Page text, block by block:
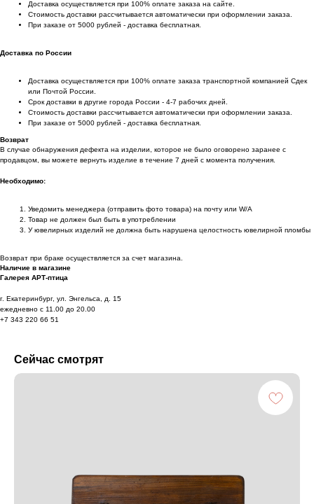
Доставка осуществляется при 100% оплате заказа на сайте.
Стоимость доставки рассчитывается автоматически при оформлении заказа.
При заказе от 5000 рублей - доставка бесплатная.
Доставка по России
Доставка осуществляется при 100% оплате заказа транспортной компанией Сдек
или Почтой России.
Срок доставки в другие города России - 4-7 рабочих дней.
Стоимость доставки рассчитывается автоматически при оформлении заказа.
При заказе от 5000 рублей - доставка бесплатная.
Возврат
В случае обнаружения дефекта на изделии, которое не было оговорено заранее с
продавцом, вы можете вернуть изделие в течение 7 дней с момента получения.
Необходимо:
Уведомить менеджера (отправить фото товара) на почту или W/А
Товар не должен был быть в употреблении
У ювелирных изделий не должна быть нарушена целостность ювелирной пломбы
Возврат при браке осуществляется за счет магазина.
Наличие в магазине
Галерея АРТ-птица
г. Екатеринбург, ул. Энгельса, д. 15
ежедневно с 11.00 до 20.00
+7 343 220 66 51
Сейчас смотрят